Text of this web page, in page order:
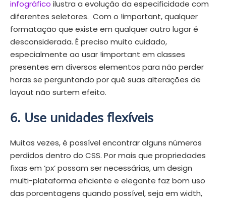
infográfico ilustra a evolução da especificidade com
diferentes seletores. Com o !important, qualquer
formatação que existe em qualquer outro lugar é
desconsiderada. É preciso muito cuidado,
especialmente ao usar !important em classes
presentes em diversos elementos para não perder
horas se perguntando por quê suas alterações de
layout não surtem efeito.
6. Use unidades flexíveis
Muitas vezes, é possível encontrar alguns números
perdidos dentro do CSS. Por mais que propriedades
fixas em ‘px’ possam ser necessárias, um design
multi-plataforma eficiente e elegante faz bom uso
das porcentagens quando possível, seja em width,